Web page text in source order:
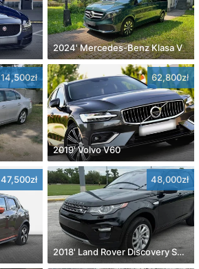
2024' Mercedes-Benz Klasa V
14,500zł 62,800zł
2019' Volvo V60
47,500zł 48,000zł
2018' Land Rover Discovery Sport